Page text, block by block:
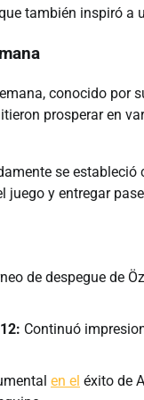
también inspiró a
conocido por
prosperar en
se
juego y entregar
de despegue de
Continuó
en el éxito de